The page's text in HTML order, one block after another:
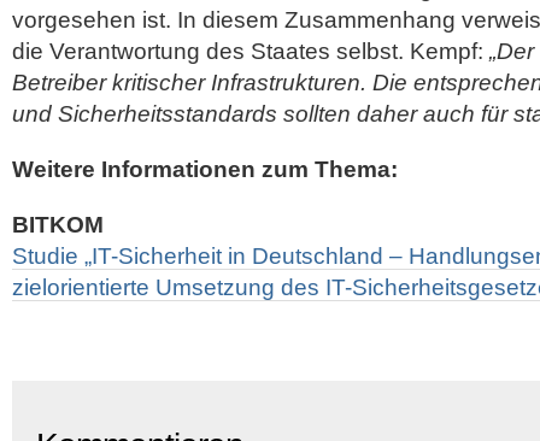
vorgesehen ist. In diesem Zusammenhang
die Verantwortung des Staates selbst. Kempf:
Betreiber kritischer Infrastrukturen. Die
und Sicherheitsstandards sollten daher auch für
Weitere Informationen zum Thema:
BITKOM
Studie „IT-Sicherheit in Deutschland –
zielorientierte Umsetzung des IT-